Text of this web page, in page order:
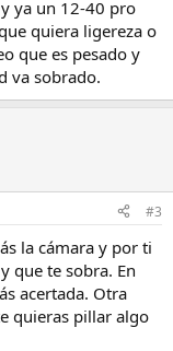
ya un 12-40 pro
quiera ligereza o
que es pesado y
va sobrado.
#3
la cámara y por ti
que te sobra. En
acertada. Otra
quieras pillar algo